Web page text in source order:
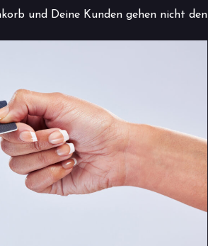
und Deine Kunden gehen nicht den